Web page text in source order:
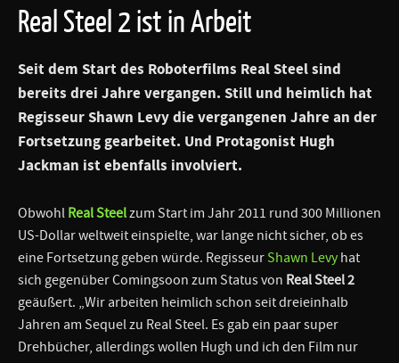
Real Steel 2 ist in Arbeit
Seit dem Start des Roboterfilms Real Steel sind
bereits drei Jahre vergangen. Still und heimlich hat
RegisseurShawn Levydie vergangenen Jahre an der
Fortsetzung gearbeitet. Und Protagonist Hugh
Jackman ist ebenfalls involviert.
Obwohl Real Steelzum Start im Jahr 2011 rund 300 Millionen
US-Dollar weltweit einspielte, war lange nicht sicher, ob es
eine Fortsetzung geben würde. Regisseur Shawn Levy hat
sich gegenüber Comingsoon zum Status von Real Steel 2
geäußert. „Wir arbeiten heimlich schon seit dreieinhalb
Jahren am Sequel zu Real Steel. Es gab ein paar super
Drehbücher, allerdings wollen Hugh und ich den Film nur